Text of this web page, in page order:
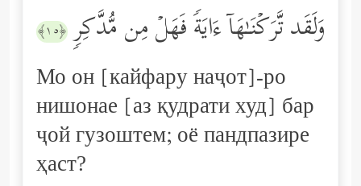
وَلَقَد تَّرَكۡنَـٰهَاۤ ءَایَةࣰ فَهَلۡ مِن مُّدَّكِرࣲ ﴿١٥﴾
Мо он [кайфару наҷот]-ро
нишонае [аз қудрати худ] бар
ҷой гузоштем; оё пандпазире
ҳаст?